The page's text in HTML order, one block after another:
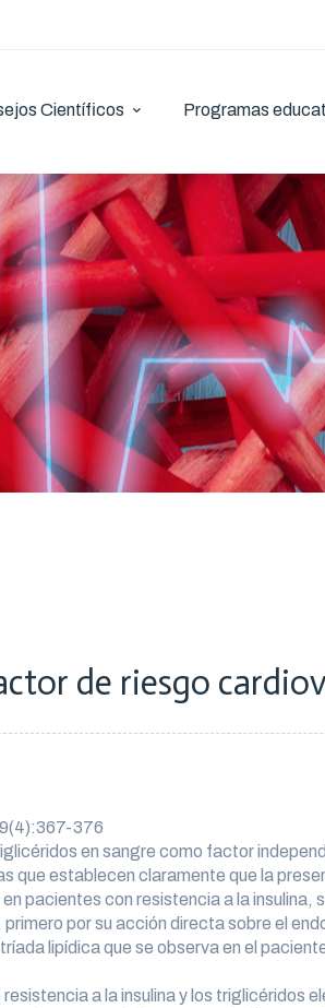
Científicos Programas
de riesgo
376
en sangre como factor
establecen claramente que la
pacientes con resistencia a la
por su acción directa sobre el
lipídica que se observa en el
a la insulina y los triglicéridos